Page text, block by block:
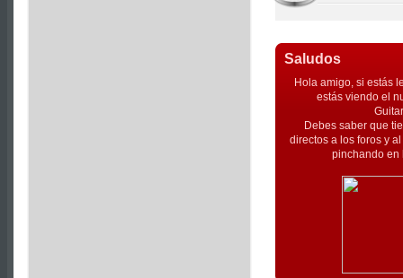
Saludos
Hola amigo, si estás
estás viendo el
Debes saber que
directos a los foros y
pinchando en